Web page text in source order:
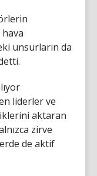
unsurların da
liderler ve
aktaran
zirve
de aktif